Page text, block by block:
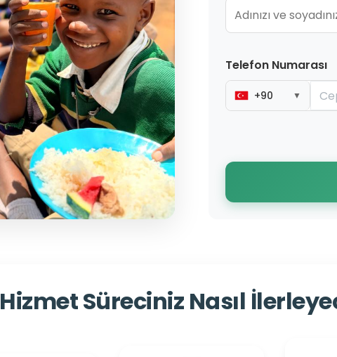
Telefon Numarası
+90 ▼
Hizmet Süreciniz Nasıl